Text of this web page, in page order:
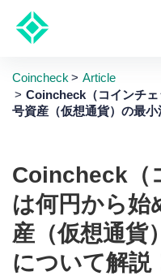
Coincheck
Article
Coincheck（コインチ
号資産（仮想通貨）の最小
Coincheck（
は何円から始
産（仮想通貨
について解説